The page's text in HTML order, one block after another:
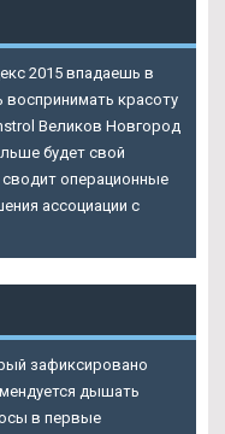
2015 впадаешь в
воспринимать красоту
Великов Новгород
будет свой
операционные
ассоциации с
зафиксировано
дышать
в первые